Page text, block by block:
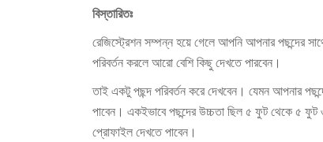
বিস্তারিতঃ
রেজিস্ট্রেশন সম্পন্ন হয়ে গেলে আপনি আপনার পছন্দের
পরিবর্তন করলে আরো বেশি কিছু দেখতে পারবেন।
তাই একটু পছন্দ পরিবর্তন করে দেখবেন। যেমন আপনার
পাবেন। একইভাবে পছন্দের উচ্চতা ছিল ৫ ফুট থেকে ৫
প্রোফাইল দেখতে পাবেন।